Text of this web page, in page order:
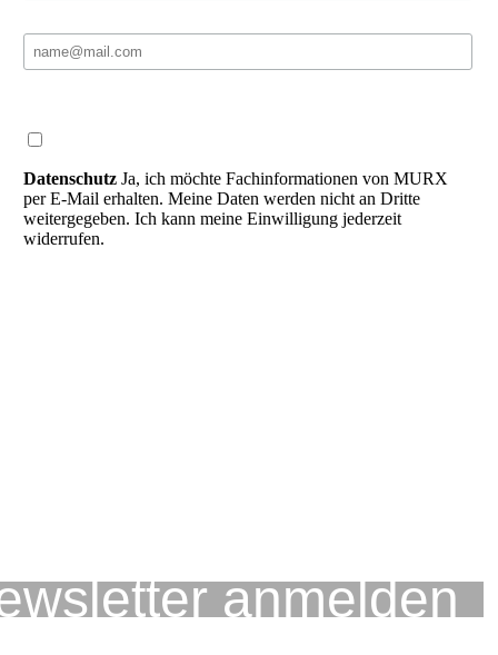
Datenschutz Ja, ich möchte Fachinformationen von MURX
per E-Mail erhalten. Meine Daten werden nicht an Dritte
weitergegeben. Ich kann meine Einwilligung jederzeit
widerrufen.